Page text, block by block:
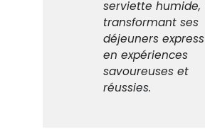
serviette humide,
transformant ses
déjeuners express
en expériences
savoureuses et
réussies.